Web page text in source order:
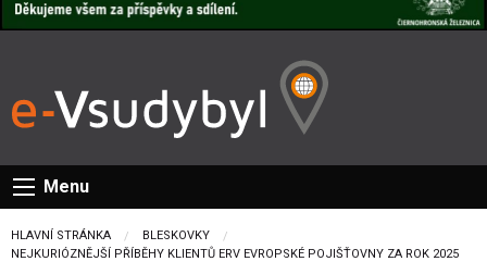
Menu
HLAVNÍ STRÁNKA
BLESKOVKY
CURRENT:
NEJKURIÓZNĚJŠÍ PŘÍBĚHY KLIENTŮ ERV EVROPSKÉ POJIŠŤOVNY ZA ROK 2025